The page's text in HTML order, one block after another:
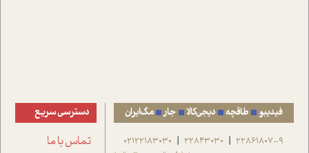
فیدیبو طاقچه دیجی‌کالا جار مگ‌ایران
22861807-9
|
22843030
|
02122183030
دسترسی سریع
تماس با ما